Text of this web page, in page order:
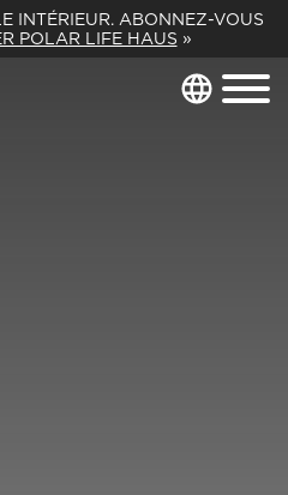
INTÉRIEUR. ABONNEZ-VOUS
POLAR LIFE HAUS »